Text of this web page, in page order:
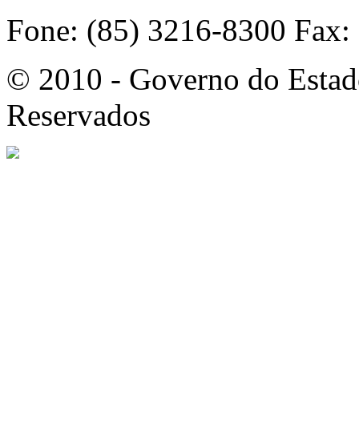
Fone: (85) 3216-8300
© 2010 - Governo do
Reservados